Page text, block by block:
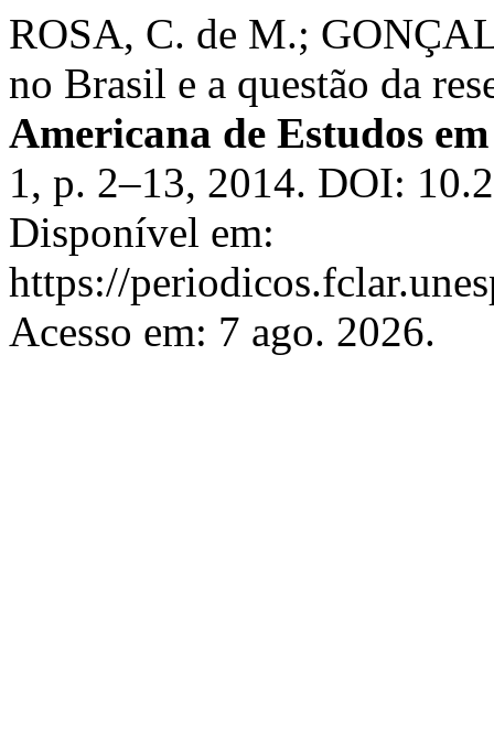
ROSA, C. de M.;
no Brasil e a questão da
Americana de Estudos
1, p. 2–13, 2014. DOI:
Disponível em:
https://
Acesso em: 7 ago. 2026.